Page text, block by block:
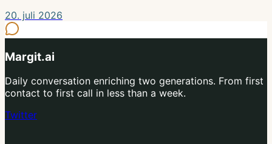
20. juli 2026
Margit.ai
Daily conversation enriching two generations. From first
contact to first call in less than a week.
Twitter